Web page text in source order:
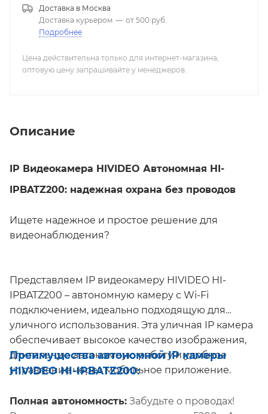
Доставка в Москва
Доставка курьером — от 500 руб.
Подробнее
Цена действительна только для интернет-магазина,
оптовую цену запрашивайте у менеджеров.
Описание
IP Видеокамера HIVIDEO Автономная HI-
IPBATZ200: надежная охрана без проводов
Ищете надежное и простое решение для
видеонаблюдения?
Представляем IP видеокамеру HIVIDEO HI-
IPBATZ200 – автономную камеру с Wi-Fi
подключением, идеально подходящую для
уличного использования. Эта уличная IP камера
обеспечивает высокое качество изображения,
длительную автономную работу и удобное
управление через мобильное приложение.
Преимущества автономной IP камеры
HIVIDEO HI-IPBATZ200:
Полная автономность: Забудьте о проводах!